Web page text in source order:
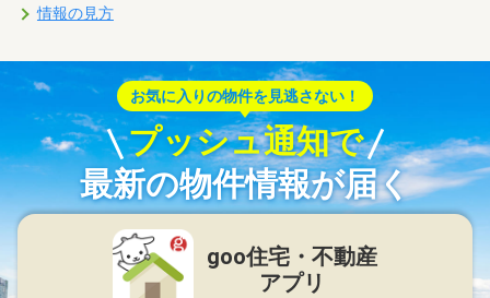
情報の見方
お気に入りの物件を見逃さない！
プッシュ通知で
最新の物件情報が届く
goo住宅・不動産
アプリ